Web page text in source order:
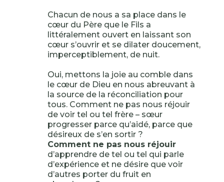
Chacun de nous a sa place dans le
cœur du Père que le Fils a
littéralement ouvert en laissant son
cœur s’ouvrir et se dilater doucement,
imperceptiblement, de nuit.
Oui, mettons la joie au comble dans
le cœur de Dieu en nous abreuvant à
la source de la réconciliation pour
tous. Comment ne pas nous réjouir
de voir tel ou tel frère – sœur
progresser parce qu’aidé, parce que
désireux de s’en sortir ?
Comment ne pas nous réjouir
d’apprendre de tel ou tel qui parle
d’expérience et ne désire que voir
d’autres porter du fruit en